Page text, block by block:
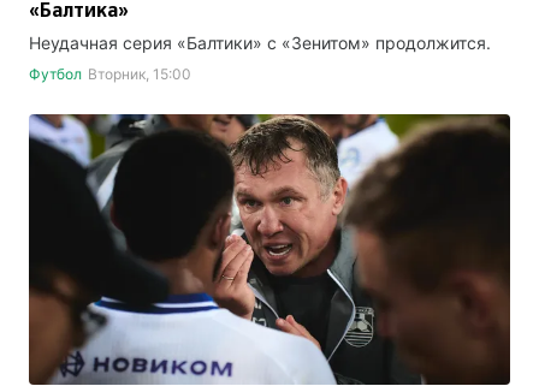
«Балтика»
Неудачная серия «Балтики» с «Зенитом» продолжится.
Футбол Вторник, 15:00